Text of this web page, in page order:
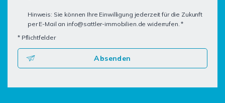
Hinweis: Sie können Ihre Einwilligung jederzeit für die Zukunft
per E-Mail an info@sattler-immobilien.de widerrufen. *
* Pflichtfelder
Absenden